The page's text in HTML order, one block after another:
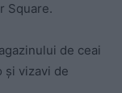
Square.
de ceai
şi vizavi de